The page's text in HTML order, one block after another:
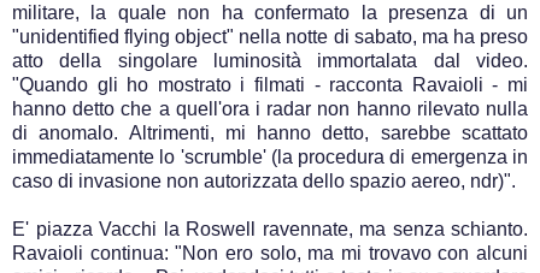
militare, la quale non ha confermato la presenza di un
"unidentified flying object" nella notte di sabato, ma ha preso
atto della singolare luminosità immortalata dal video.
"Quando gli ho mostrato i filmati - racconta Ravaioli - mi
hanno detto che a quell'ora i radar non hanno rilevato nulla
di anomalo. Altrimenti, mi hanno detto, sarebbe scattato
immediatamente lo 'scrumble' (la procedura di emergenza in
caso di invasione non autorizzata dello spazio aereo, ndr)".
E' piazza Vacchi la Roswell ravennate, ma senza schianto.
Ravaioli continua: "Non ero solo, ma mi trovavo con alcuni